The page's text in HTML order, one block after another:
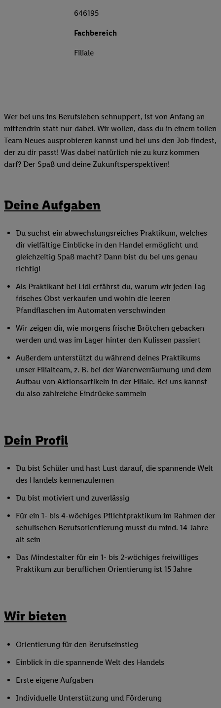
646195
Fachbereich
Filiale
Wer bei uns ins Berufsleben schnuppert, ist von Anfang an
mittendrin statt nur dabei. Wir wollen, dass du in einem tollen
Team Neues ausprobieren kannst und bei uns den Job findest,
der zu dir passt! Was dabei natürlich nie zu kurz kommen
darf? Der Spaß und deine Zukunftsperspektiven!
Deine Aufgaben
Du suchst ein abwechslungsreiches Praktikum, welches
dir vielfältige Einblicke in den Handel ermöglicht und
gleichzeitig Spaß macht? Dann bist du bei uns genau
richtig!
Als Praktikant bei Lidl erfährst du, warum wir jeden Tag
frisches Obst verkaufen und wohin die leeren
Pfandflaschen im Automaten verschwinden
Wir zeigen dir, wie morgens frische Brötchen gebacken
werden und was im Lager hinter den Kulissen passiert
Außerdem unterstützt du während deines Praktikums
unser Filialteam, z. B. bei der Warenverräumung und dem
Aufbau von Aktionsartikeln in der Filiale. Bei uns kannst
du also zahlreiche Eindrücke sammeln
Dein Profil
Du bist Schüler und hast Lust darauf, die spannende Welt
des Handels kennenzulernen
Du bist motiviert und zuverlässig
Für ein 1- bis 4-wöchiges Pflichtpraktikum im Rahmen der
schulischen Berufsorientierung musst du mind. 14 Jahre
alt sein
Das Mindestalter für ein 1- bis 2-wöchiges freiwilliges
Praktikum zur beruflichen Orientierung ist 15 Jahre
Wir bieten
Orientierung für den Berufseinstieg
Einblick in die spannende Welt des Handels
Erste eigene Aufgaben
Individuelle Unterstützung und Förderung